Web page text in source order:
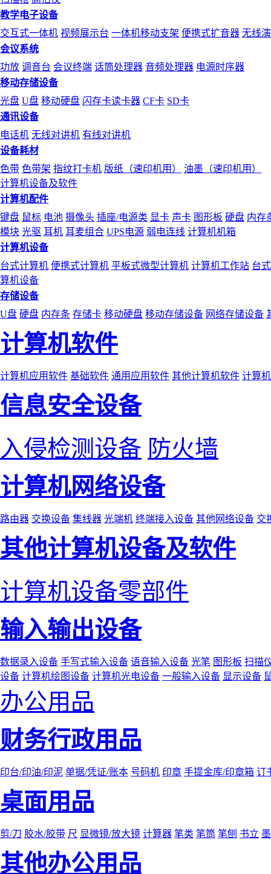
教学电子设备
交互式一体机 视频展示台 一体机移动支架 便携式扩音器 无线
会议系统
功放 调音台 会议终端 话筒处理器 音频处理器 电源时序器
移动存储设备
光盘 U盘 移动硬盘 闪存卡读卡器 CF卡 SD卡
通讯设备
电话机 无线对讲机 有线对讲机
设备耗材
色带 色带架 指纹打卡机 版纸（速印机用）
油墨（速印机用）
计算机设备及软件
计算机配件
键盘 鼠标 电池 摄像头 插座/电源类 显卡 声卡 图形板 硬盘 内存
模块 光驱 耳机 耳麦组合 UPS电源 弱电连线 计算机机箱
计算机设备
台式计算机 便携式计算机 平板式微型计算机 计算机工作站 台
算机设备
存储设备
U盘 硬盘 内存条 存储卡 移动硬盘 移动存储设备 网络存储设备
计算机软件
计算机应用软件 基础软件 通用应用软件 其他计算机软件 计算
信息安全设备
入侵检测设备 防火墙
计算机网络设备
路由器 交换设备 集线器 光端机 终端接入设备 其他网络设备 交
其他计算机设备及软件
计算机设备零部件
输入输出设备
数据录入设备 手写式输入设备 语音输入设备 光笔 图形板 扫描
设备 计算机绘图设备 计算机光电设备 一般输入设备 显示设备
办公用品
财务行政用品
印台/印油/印泥 单据/凭证/账本 号码机 印章 手提金库/印章箱 订
桌面用品
剪/刀 胶水/胶带 尺 显微镜/放大镜 计算器 笔类 笔筒 笔刨 书立
其他办公用品